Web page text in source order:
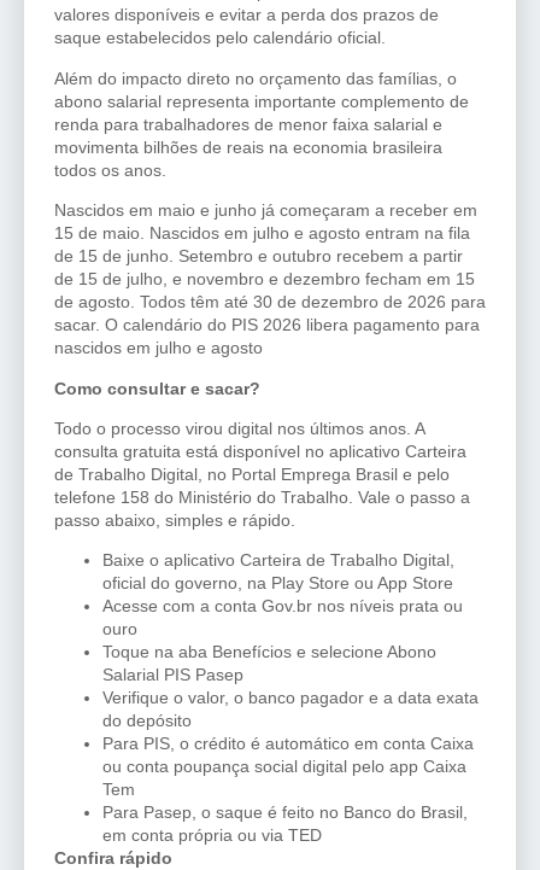
valores disponíveis e evitar a perda dos prazos de
saque estabelecidos pelo calendário oficial.
Além do impacto direto no orçamento das famílias, o
abono salarial representa importante complemento de
renda para trabalhadores de menor faixa salarial e
movimenta bilhões de reais na economia brasileira
todos os anos.
Nascidos em maio e junho já começaram a receber em
15 de maio. Nascidos em julho e agosto entram na fila
de 15 de junho. Setembro e outubro recebem a partir
de 15 de julho, e novembro e dezembro fecham em 15
de agosto. Todos têm até 30 de dezembro de 2026 para
sacar. O calendário do PIS 2026 libera pagamento para
nascidos em julho e agosto
Como consultar e sacar?
Todo o processo virou digital nos últimos anos. A
consulta gratuita está disponível no aplicativo Carteira
de Trabalho Digital, no Portal Emprega Brasil e pelo
telefone 158 do Ministério do Trabalho. Vale o passo a
passo abaixo, simples e rápido.
Baixe o aplicativo Carteira de Trabalho Digital,
oficial do governo, na Play Store ou App Store
Acesse com a conta Gov.br nos níveis prata ou
ouro
Toque na aba Benefícios e selecione Abono
Salarial PIS Pasep
Verifique o valor, o banco pagador e a data exata
do depósito
Para PIS, o crédito é automático em conta Caixa
ou conta poupança social digital pelo app Caixa
Tem
Para Pasep, o saque é feito no Banco do Brasil,
em conta própria ou via TED
Confira rápido